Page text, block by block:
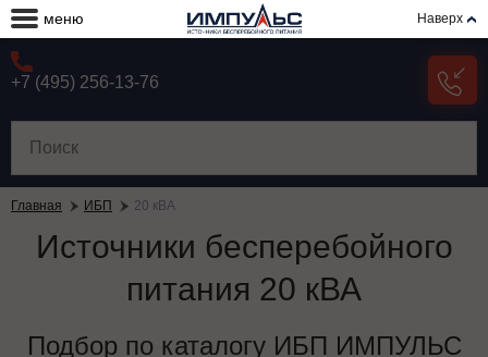
меню Наверх
+7 (495) 256-13-76
Главная ИБП 20 кВА
Источники бесперебойного
питания 20 кВА
Подбор по каталогу ИБП ИМПУЛЬС